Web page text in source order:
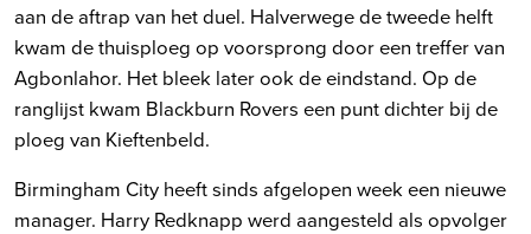
aan de aftrap van het duel. Halverwege de tweede helft
kwam de thuisploeg op voorsprong door een treffer van
Agbonlahor. Het bleek later ook de eindstand. Op de
ranglijst kwam Blackburn Rovers een punt dichter bij de
ploeg van Kieftenbeld.
Birmingham City heeft sinds afgelopen week een nieuwe
manager. Harry Redknapp werd aangesteld als opvolger